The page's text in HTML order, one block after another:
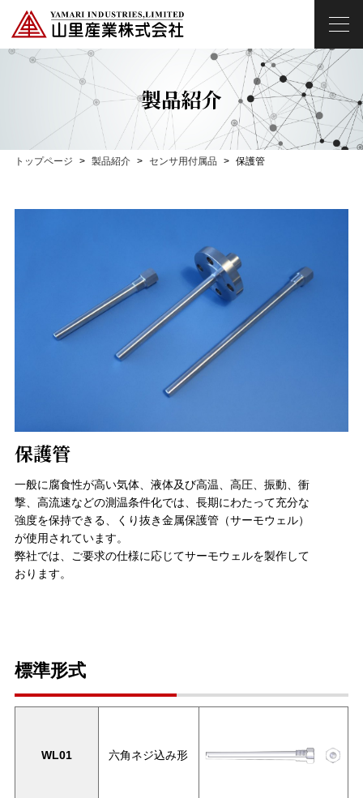
製品紹介
トップページ 製品紹介 センサ用付属品 保護管
保護管
一般に腐食性が高い気体、液体及び高温、高圧、振動、衝
撃、高流速などの測温条件化では、長期にわたって充分な
強度を保持できる、くり抜き金属保護管（サーモウェル）
が使用されています。
弊社では、ご要求の仕様に応じてサーモウェルを製作して
おります。
標準形式
WL01 六角ネジ込み形